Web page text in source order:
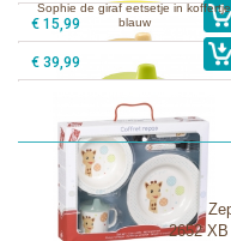
€ 15,99
Sophie de giraf eetsetje in koffertje
blauw
€ 39,99
2652